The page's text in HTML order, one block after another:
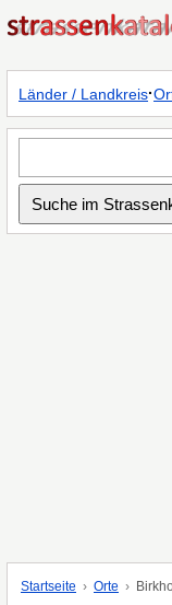
Länder / Landkreis·
Startseite Orte